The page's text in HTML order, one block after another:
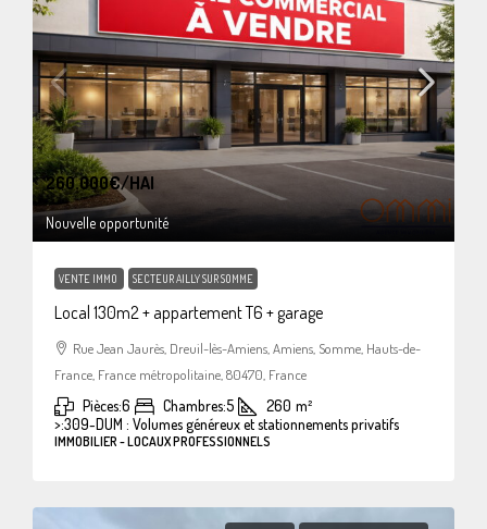
260.000€/HAI
Nouvelle opportunité
VENTE IMMO SECTEUR AILLY SUR SOMME
Local 130m2 + appartement T6 + garage
Rue Jean Jaurès, Dreuil-lès-Amiens, Amiens, Somme, Hauts-de-
France, France métropolitaine, 80470, France
Pièces:6 Chambres:5 260 m²
>:309-DUM : Volumes généreux et stationnements privatifs
IMMOBILIER - LOCAUX PROFESSIONNELS